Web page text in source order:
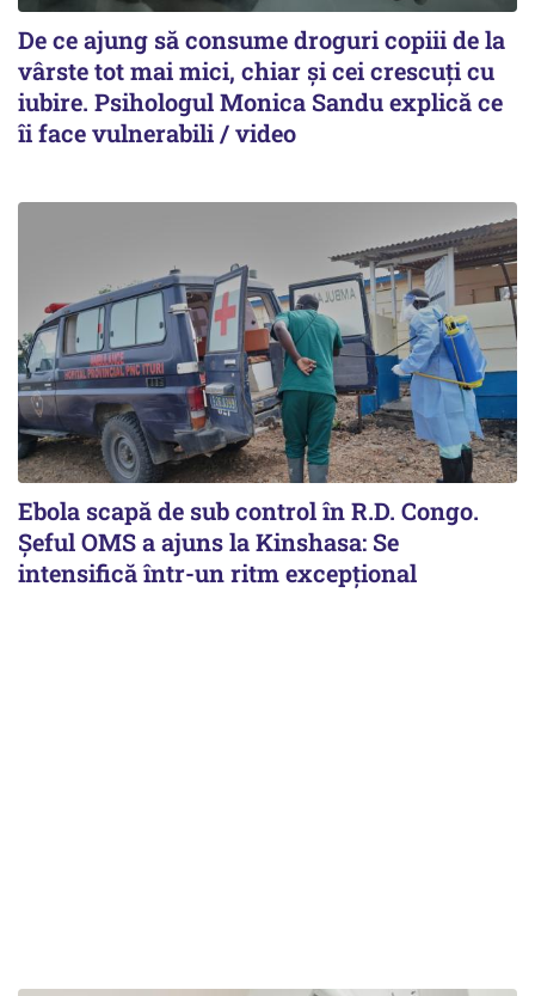
De ce ajung să consume droguri copiii de la
vârste tot mai mici, chiar și cei crescuți cu
iubire. Psihologul Monica Sandu explică ce
îi face vulnerabili / video
Ebola scapă de sub control în R.D. Congo.
Șeful OMS a ajuns la Kinshasa: Se
intensifică într-un ritm excepţional